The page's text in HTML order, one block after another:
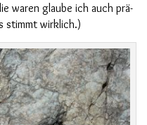
waren glaube ich auch prä-
stimmt wirklich.)